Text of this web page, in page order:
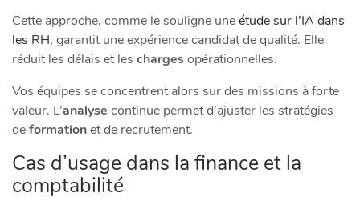
Cette approche, comme le souligne uneétude sur l’IA dans
les RH, garantit une expérience candidat de qualité. Elle
réduit les délais et les chargesopérationnelles.
Vos équipes se concentrent alors sur des missions à forte
valeur. L’analyse continue permet d’ajuster les stratégies
deformationet de recrutement.
Cas d’usage dans la finance et la
comptabilité